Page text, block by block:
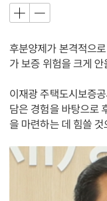
후분양제가 본격적으
가 보증 위험을 크게
이재광 주택도시보증
담은 경험을 바탕으로
을 마련하는 데 힘쓸